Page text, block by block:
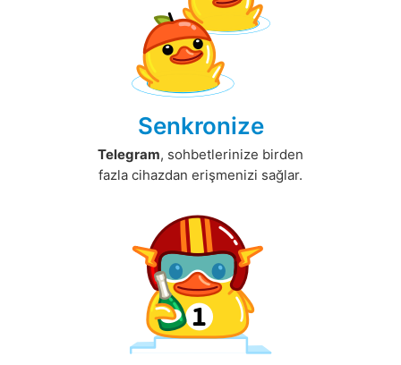
Senkronize
Telegram, sohbetlerinize birden
fazla cihazdan erişmenizi sağlar.